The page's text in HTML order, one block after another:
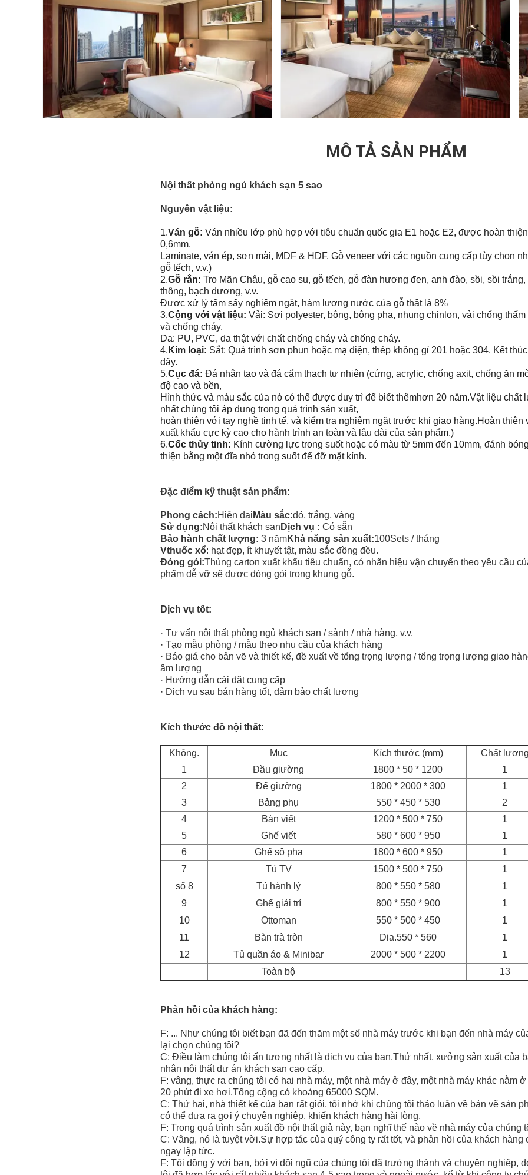
MÔ TẢ SẢN PHẨM
Nội thất phòng ngủ khách sạn 5 sao
Nguyên vật liệu:
1.Ván gỗ: Ván nhiều lớp phù hợp với tiêu chuẩn quốc gia E1 hoặc E2, được hoàn
0,6mm.
Laminate, ván ép, sơn mài, MDF & HDF. Gỗ veneer với các nguồn cung cấp tùy chọn
gỗ tếch, v.v.)
2.Gỗ rắn: Tro Mãn Châu, gỗ cao su, gỗ tếch, gỗ đàn hương đen, anh đào, sồi, sồi
thông, bạch dương, v.v.
Được xử lý tẩm sấy nghiêm ngặt, hàm lượng nước của gỗ thật là 8%
3.Cộng với vật liệu: Vải: Sợi polyester, bông, bông pha, nhung chinlon, vải chống
và chống cháy.
Da: PU, PVC, da thật với chất chống cháy và chống cháy.
4. Kim loại: Sắt: Quá trình sơn phun hoặc mạ điện, thép không gỉ 201 hoặc 304. Kết
dây.
5.Cục đá: Đá nhân tạo và đá cẩm thạch tự nhiên (cứng, acrylic, chống axit, chống ăn
độ cao và bền,
Hình thức và màu sắc của nó có thể được duy trì để biết thêmhơn 20 năm.Vật liệu chất
nhất chúng tôi áp dụng trong quá trình sản xuất,
hoàn thiện với tay nghề tinh tế, và kiểm tra nghiêm ngặt trước khi giao hàng.Hoàn thiện
xuất khẩu cực kỳ cao cho hành trình an toàn và lâu dài của sản phẩm.)
6.Cốc thủy tinh: Kính cường lực trong suốt hoặc có màu từ 5mm đến 10mm, đánh
thiện bằng một đĩa nhỏ trong suốt để đỡ mặt kính.
Đặc điểm kỹ thuật sản phẩm:
Phong cách:Hiện đại Màu sắc:đỏ, trắng, vàng
Sử dụng:Nội thất khách sạn Dịch vụ : Có sẵn
Bảo hành chất lượng: 3 nămKhả năng sản xuất:100Sets / tháng
Vthuốc xổ: hạt đẹp, ít khuyết tật, màu sắc đồng đều.
Đóng gói:Thùng carton xuất khẩu tiêu chuẩn, có nhãn hiệu vận chuyển theo yêu cầu
phẩm dễ vỡ sẽ được đóng gói trong khung gỗ.
Dịch vụ tốt:
· Tư vấn nội thất phòng ngủ khách sạn / sảnh / nhà hàng, v.v.
· Tạo mẫu phòng / mẫu theo nhu cầu của khách hàng
· Báo giá cho bản vẽ và thiết kế, đề xuất về tổng trọng lượng / tổng trọng lượng giao
âm lượng
· Hướng dẫn cài đặt cung cấp
· Dịch vụ sau bán hàng tốt, đảm bảo chất lượng
Kích thước đồ nội thất:
Không. Mục Kích thước (mm)
Chất
1
Đầu giường 1800 * 50 * 1200
1
2
Đế giường 1800 * 2000 * 300
1
3
Bảng phụ 550 * 450 * 530
2
4
Bàn viết 1200 * 500 * 750
1
5
Ghế viết 580 * 600 * 950
1
6
Ghế sô pha 1800 * 600 * 950
1
7
Tủ TV 1500 * 500 * 750
1
số 8
Tủ hành lý 800 * 550 * 580
1
9
Ghế giải trí 800 * 550 * 900
1
10
Ottoman 550 * 500 * 450
1
11
Bàn trà tròn Dia.550 * 560
1
12
Tủ quần áo & Minibar 2000 * 500 * 2200
1
Toàn bộ
13
Phản hồi của khách hàng:
F: ... Như chúng tôi biết bạn đã đến thăm một số nhà máy trước khi bạn đến nhà máy
lại chọn chúng tôi?
C: Điều làm chúng tôi ấn tượng nhất là dịch vụ của bạn.Thứ nhất, xưởng sản xuất của
nhận nội thất dự án khách sạn cao cấp.
F: vâng, thực ra chúng tôi có hai nhà máy, một nhà máy ở đây, một nhà máy khác nằm
20 phút đi xe hơi.Tổng cộng có khoảng 65000 SQM.
C: Thứ hai, nhà thiết kế của bạn rất giỏi, tôi nhớ khi chúng tôi thảo luận về bản vẽ sản
có thể đưa ra gợi ý chuyên nghiệp, khiến khách hàng hài lòng.
F: Trong quá trình sản xuất đồ nội thất giả này, bạn nghĩ thế nào về nhà máy của chúng
C: Vâng, nó là tuyệt vời.Sự hợp tác của quý công ty rất tốt, và phản hồi của khách
ngay lập tức.
F: Tôi đồng ý với bạn, bởi vì đội ngũ của chúng tôi đã trưởng thành và chuyên nghiệp,